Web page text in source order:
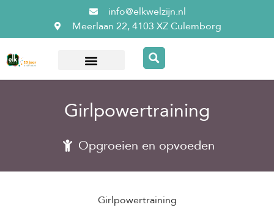
info@elkwelzijn.nl
Meerlaan 22, 4103 XZ Culemborg
Girlpowertraining
Opgroeien en opvoeden
Girlpowertraining